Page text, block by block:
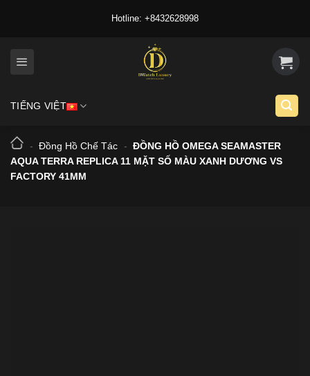
Hotline: +8432628998
TIẾNG VIỆT
- Đồng Hồ Chế Tác - ĐỒNG HỒ OMEGA SEAMASTER
AQUA TERRA REPLICA 11 MẶT SỐ MÀU XANH DƯƠNG VS
FACTORY 41MM